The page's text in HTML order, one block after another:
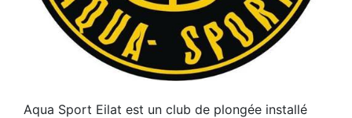
Aqua Sport Eilat est un club de plongée installé